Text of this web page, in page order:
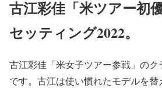
古江彩佳「米ツアー初
セッティング2022。
古江彩佳「米女子ツアー参戦」のク
です。古江は使い慣れたモデルを替